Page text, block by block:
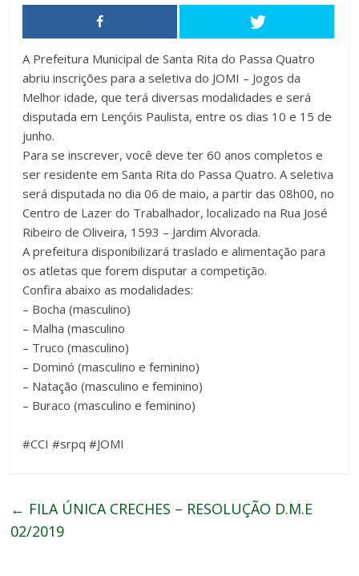
A Prefeitura Municipal de Santa Rita do Passa Quatro
abriu inscrições para a seletiva do JOMI – Jogos da
Melhor idade, que terá diversas modalidades e será
disputada em Lençóis Paulista, entre os dias 10 e 15 de
junho.
Para se inscrever, você deve ter 60 anos completos e
ser residente em Santa Rita do Passa Quatro. A seletiva
será disputada no dia 06 de maio, a partir das 08h00, no
Centro de Lazer do Trabalhador, localizado na Rua José
Ribeiro de Oliveira, 1593 – Jardim Alvorada.
A prefeitura disponibilizará traslado e alimentação para
os atletas que forem disputar a competição.
Confira abaixo as modalidades:
– Bocha (masculino)
– Malha (masculino
– Truco (masculino)
– Dominó (masculino e feminino)
– Natação (masculino e feminino)
– Buraco (masculino e feminino)
#CCI #srpq #JOMI
← FILA ÚNICA CRECHES – RESOLUÇÃO D.M.E
02/2019